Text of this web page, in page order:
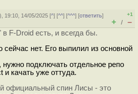
), 19:10, 14/05/2025 [^] [^^] [^^^] [ответить]
+1
+ / –
в F-Droid есть, и всегда бы.
сейчас нет. Его выпилил из основной
подключать отдельное репо
и качать уже оттуда.
официальный спин Лисы - это